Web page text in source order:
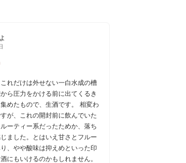
れだけは外せない一白水成の槽
ら圧力をかける前に出てくるき
めたもので、生酒です。 相変わ
が、これの開封前に飲んでいた
ーティー系だったためか、落ち
ました。とはいえ甘さとフルー
、やや酸味は抑えめといった印
にもいけるのかもしれません。